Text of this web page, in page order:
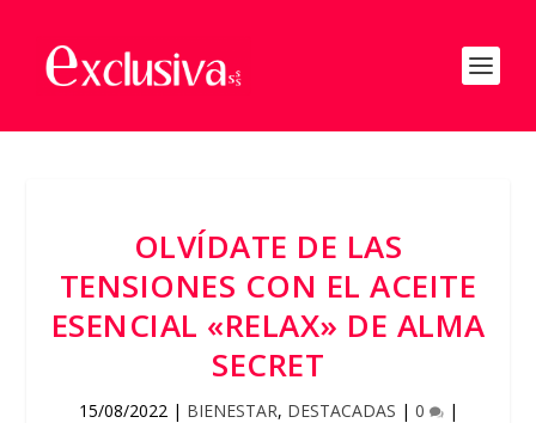
OLVÍDATE DE LAS
TENSIONES CON EL ACEITE
ESENCIAL «RELAX» DE ALMA
SECRET
15/08/2022| BIENESTAR, DESTACADAS | 0 |